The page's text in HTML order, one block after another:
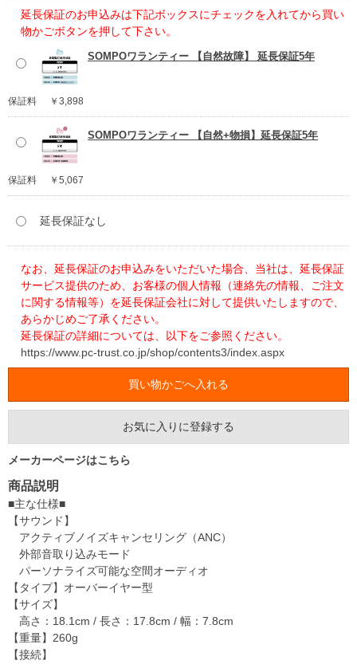
延長保証のお申込みは下記ボックスにチェックを入れてから買い
物かごボタンを押して下さい。
SOMPOワランティー 【自然故障】 延長保証5年
保証料 ￥3,898
SOMPOワランティー 【自然+物損】延長保証5年
保証料 ￥5,067
延長保証なし
なお、延長保証のお申込みをいただいた場合、当社は、延長保証
サービス提供のため、お客様の個人情報（連絡先の情報、ご注文
に関する情報等）を延長保証会社に対して提供いたしますので、
あらかじめご了承ください。
延長保証の詳細については、以下をご参照ください。
https://www.pc-trust.co.jp/shop/contents3/index.aspx
お気に入りに登録する
メーカーページはこちら
商品説明
■主な仕様■
【サウンド】
アクティブノイズキャンセリング（ANC）
外部音取り込みモード
パーソナライズ可能な空間オーディオ
【タイプ】オーバーイヤー型
【サイズ】
高さ：18.1cm / 長さ：17.8cm / 幅：7.8cm
【重量】260g
【接続】